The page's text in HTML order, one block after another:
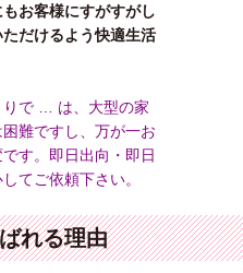
お客様にすがすがし
だけるよう快適生活
りで … は、大型の家
難ですし、万が一お
す。即日出向・即日
てご依頼下さい。
れる理由